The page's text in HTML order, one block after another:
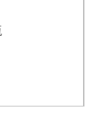
，而不会掉